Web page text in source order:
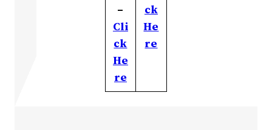
–
Cli
ck
He
re
ck
He
re